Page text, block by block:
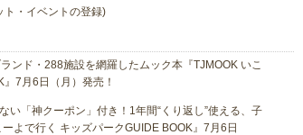
ト・イベントの登録)
ンド・288施設を網羅したムック本『TJMOOK いこ
7月6日（月）発売！
い「神クーポン」付き！1年間“くり返し”使える、子
よで行く キッズパークGUIDE BOOK』7月6日